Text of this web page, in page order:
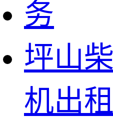
坪山
机出